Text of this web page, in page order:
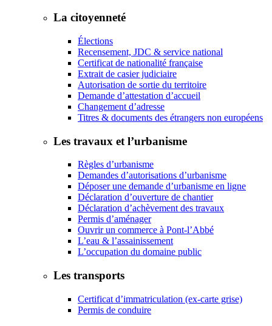
La citoyenneté
Élections
Recensement, JDC & service national
Certificat de nationalité française
Extrait de casier judiciaire
Autorisation de sortie du territoire
Demande d’attestation d’accueil
Changement d’adresse
Titres & documents des étrangers non européens
Les travaux et l’urbanisme
Règles d’urbanisme
Demandes d’autorisations d’urbanisme
Déposer une demande d’urbanisme en ligne
Déclaration d’ouverture de chantier
Déclaration d’achèvement des travaux
Permis d’aménager
Ouvrir un commerce à Pont-l’Abbé
L’eau & l’assainissement
L’occupation du domaine public
Les transports
Certificat d’immatriculation (ex-carte grise)
Permis de conduire